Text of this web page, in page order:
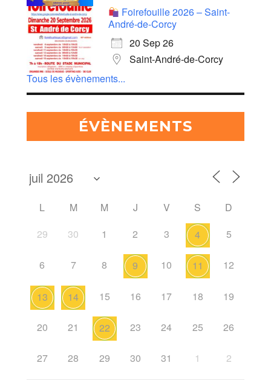
Foirefouille 2026 – Saint-
André-de-Corcy
20 Sep 26
Saint-André-de-Corcy
Tous les évènements...
ÉVÈNEMENTS
L M M J V S
D
29
30 1 2 3 4 5
6 7 8 9 10 11 12
13 14 15 16 17 18 19
20 21 22 23 24 25 26
27 28 29 30 31 1 2